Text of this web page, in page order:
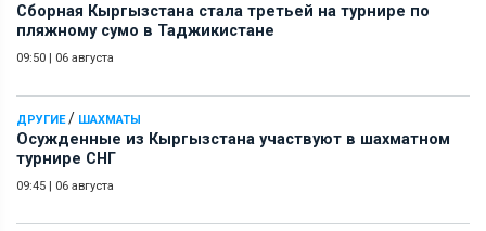
Сборная Кыргызстана стала третьей на турнире по
пляжному сумо в Таджикистане
09:50 | 06 августа
ДРУГИЕ/ ШАХМАТЫ
Осужденные из Кыргызстана участвуют в шахматном
турнире СНГ
09:45 | 06 августа